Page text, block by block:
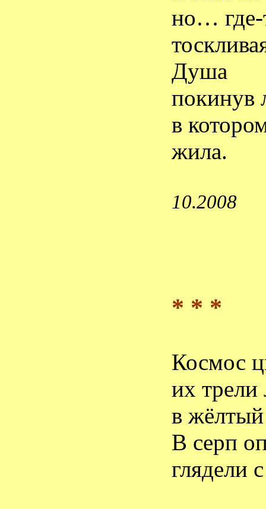
но… где-
Душа
покинув
в
жила.
10.2008
* * *
Космос
их трели
в
В серп
глядели